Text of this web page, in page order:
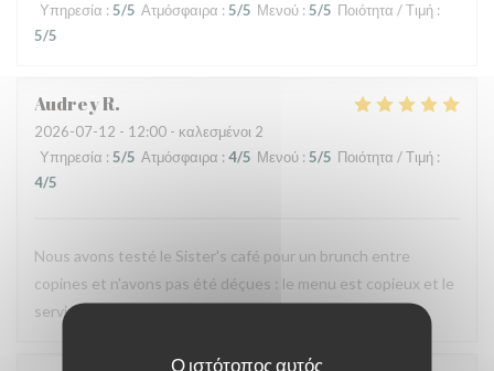
Ο ιστότοπος αυτός
Υπηρεσία : 5/5 Ατμόσφαιρα : 5/5 Μενού : 5/5 Ποιότητα / Τιμή :
5/5
AudreyR
2026-07-12 - 12:00 - καλεσμένοι 2
Υπηρεσία : 5/5 Ατμόσφαιρα : 4/5 Μενού : 5/5 Ποιότητα / Τιμή :
4/5
Nous avons testé le Sister's café pour un brunch entre
copines et n'avons pas été déçues : le menu est copieux et le
service très agréable.